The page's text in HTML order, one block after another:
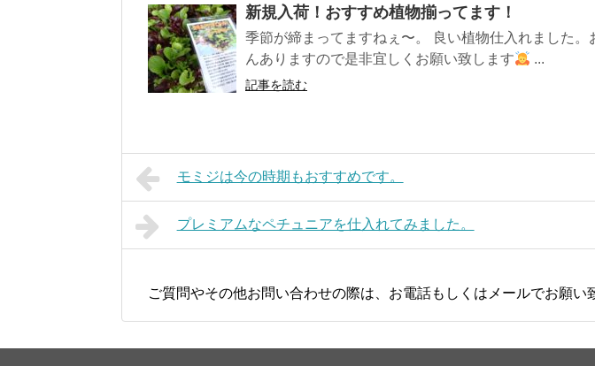
新規入荷！おすすめ植物揃ってます！
季節が締まってますねぇ〜。 良い植物仕入れました。
んありますので是非宜しくお願い致します
...
記事を読む
モミジは今の時期もおすすめです。
プレミアムなペチュニアを仕入れてみました。
ご質問やその他お問い合わせの際は、お電話もしくはメールでお願い